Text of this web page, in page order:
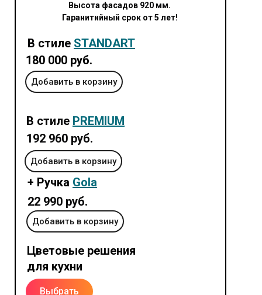
Цветовые решения
для кухни
Выбрать
+ Ручка Gola
Добавить в корзину
22 990 руб.
Высота фасадов 920 мм.
Гаранитийный срок от 5 лет!
В стиле STANDART
Добавить в корзину
180 000 руб.
В стиле PREMIUM
Добавить в корзину
192 960 руб.